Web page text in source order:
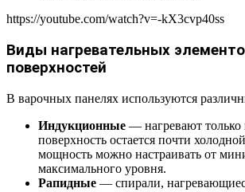
https://youtube.com/watch?v=-kX3cvp40ss
Виды нагревательных
поверхностей
В варочных панелях используются
Индукционные — нагревают только
поверхность остается почти
мощность можно настраивать от
максимального уровня.
Рапидные — спирали,